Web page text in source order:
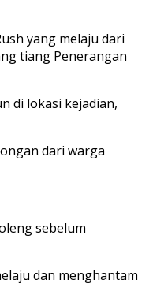
yang melaju dari
tiang Penerangan
di lokasi kejadian,
dari warga
sebelum
dan menghantam